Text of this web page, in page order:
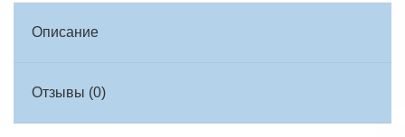
Описание
Отзывы (0)